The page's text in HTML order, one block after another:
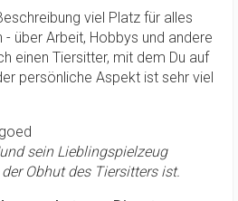
viel Platz für alles
über Arbeit, Hobbys und andere
einen Tiersitter, mit dem Du auf
persönliche Aspekt ist sehr viel
sein Lieblingspielzeug
Obhut des Tiersitters ist.